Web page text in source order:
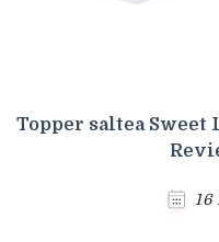
Topper saltea Sweet